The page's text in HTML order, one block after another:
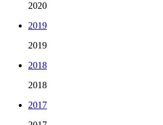
2020
2019
2019
2018
2018
2017